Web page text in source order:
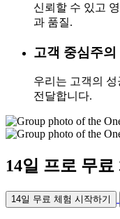
신뢰할 수 있고
과 품질.
고객 중심주의
우리는 고객의
전달합니다.
14일 프로 무
14일 무료 체험 시작하기